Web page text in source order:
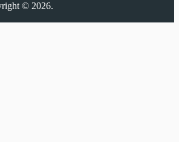
© 2026.